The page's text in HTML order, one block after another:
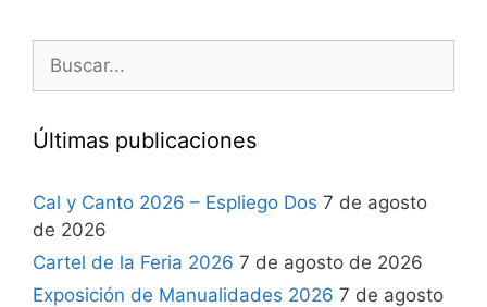
Últimas publicaciones
Cal y Canto 2026 – Espliego Dos 7 de agosto
de 2026
Cartel de la Feria 2026 7 de agosto de 2026
Exposición de Manualidades 2026 7 de agosto